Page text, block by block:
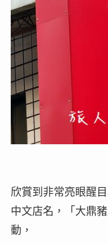
欣賞到非常亮眼醒
中文店名，「大鼎
動，